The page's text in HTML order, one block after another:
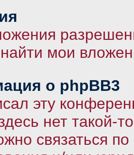
мои
о phpBB3
эту
нет такой-
связаться по